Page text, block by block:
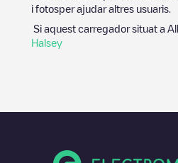
i fotosper ajudar altres usuaris.
Si aquest carregador situat a
Halsey